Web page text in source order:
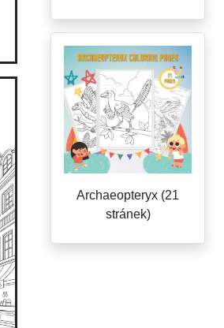
Archaeopteryx (21
stránek)